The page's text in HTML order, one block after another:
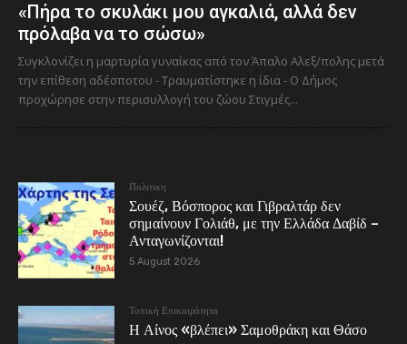
«Πήρα το σκυλάκι μου αγκαλιά, αλλά δεν
πρόλαβα να το σώσω»
Συγκλονίζει η μαρτυρία γυναίκας από τον Άπαλο Αλεξ/πολης μετά
την επίθεση αδέσποτου - Τραυματίστηκε η ίδια - Ο Δήμος
προχώρησε στην περισυλλογή του ζώου Στιγμές...
Πολιτικη
Σουέζ, Βόσπορος και Γιβραλτάρ δεν
σημαίνουν Γολιάθ, με την Ελλάδα Δαβίδ –
Ανταγωνίζονται!
5 August 2026
Τοπική Επικαιρότητα
Η Αίνος «βλέπει» Σαμοθράκη και Θάσο